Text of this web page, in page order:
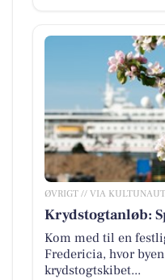
ØVRIGT // VIA KULTUNAUT
Krydstogtanløb:
Kom med til en
Fredericia, hvor
krydstogtskibet...